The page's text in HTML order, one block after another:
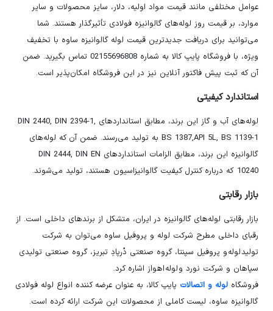
عوامل مختلفی مانند قیمت مواد اولیه، دلار، سایز محصولات و سایر
موارد، بر قیمت روز لوله‌های گالوانیزه فولادی تأثیرگذار هستند. شما
می‌توانید برای دریافت جدیدترین قیمت لوله گالوانیزه ساوه با تخفیف
ویژه، با فروشگاه پایپ کالا به شماره 02155696808 تماس بگیرید. ضمن
آن که ثبت پیش فاکتور آنلاین نیز در این فروشگاه امکان‌پذیر است.
استاندارد کیفیتی
لوله‌های آب و گاز این برند، مطابق استانداردهای DIN 2440, DIN 2394-1,
BS 1387,API 5L, BS 1139-1 به تولید می‌رسند. ضمن آن که لوله‌های
گالوانیزه این برند، مطابق الزامات استانداردهای DIN 2444, DIN EN
10240 که درباره کنترل کیفیت گالوانیزاسیون هستند، تولید می‌شوند.
بازار رقابتی
بازار رقابتی لوله‌های گالوانیزه در ایران، متشکل از برندهای داخلی است. از
رقبای داخلی مطرح شرکت لوله و پروفیل ساوه می‌توان به شرکت
تولید لوله و پروفیل سپنتا، گروه صنعتی دُرپادِ تبریز، گروه صنعتی تولیدی
سپاهان و شرکت نورد و لوله اهواز اشاره کرد.
فروشگاه لوله و اتصالات پایپ کالا، به عنوان عرضه کننده انواع لوله فولادی
گالوانیزه ساوه، لیست کاملی از محصولات این شرکت ارائه کرده است.